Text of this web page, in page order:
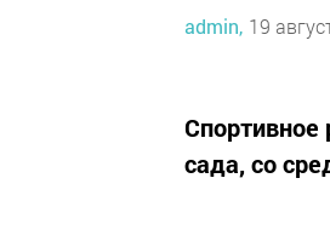
admin, 19
Спортивное
сада, со